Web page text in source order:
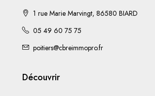
1 rue Marie Marvingt, 86580 BIARD
05 49 60 75 75
poitiers@cbreimmopro.fr
Découvrir